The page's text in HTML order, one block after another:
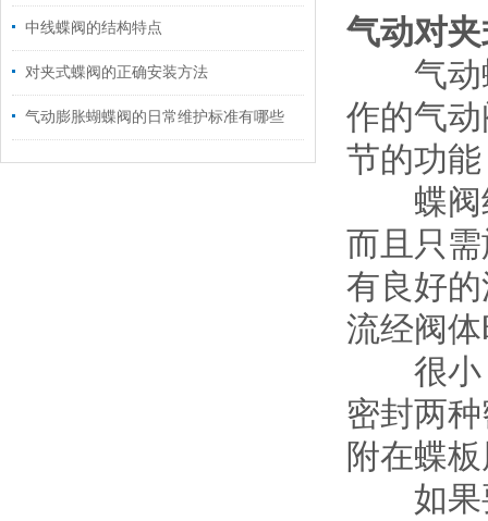
气动对
气动蝶
作的气
节的功
蝶阀结
而且只
有良好
流经阀
很小，
密封两
附在蝶
如果要
中线蝶阀的结构特点
对夹式蝶阀的正确安装方法
气动膨胀蝴蝶阀的日常维护标准有哪些